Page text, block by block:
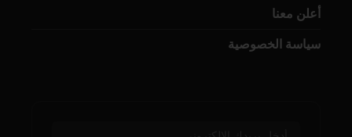
أعلن معنا
سياسة الخصوصية